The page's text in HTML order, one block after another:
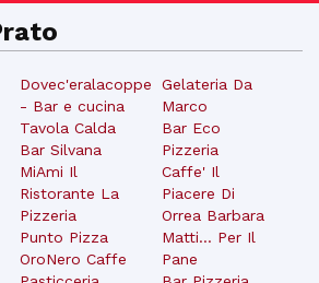
Dovec'eralacoppe
- Bar e cucina
Tavola Calda
Bar Silvana
MiAmi Il
Ristorante La
Pizzeria
Punto Pizza
OroNero Caffe
Gelateria Da
Marco
Bar Eco
Pizzeria
Caffe' Il
Piacere Di
Orrea Barbara
Matti... Per Il
Pane